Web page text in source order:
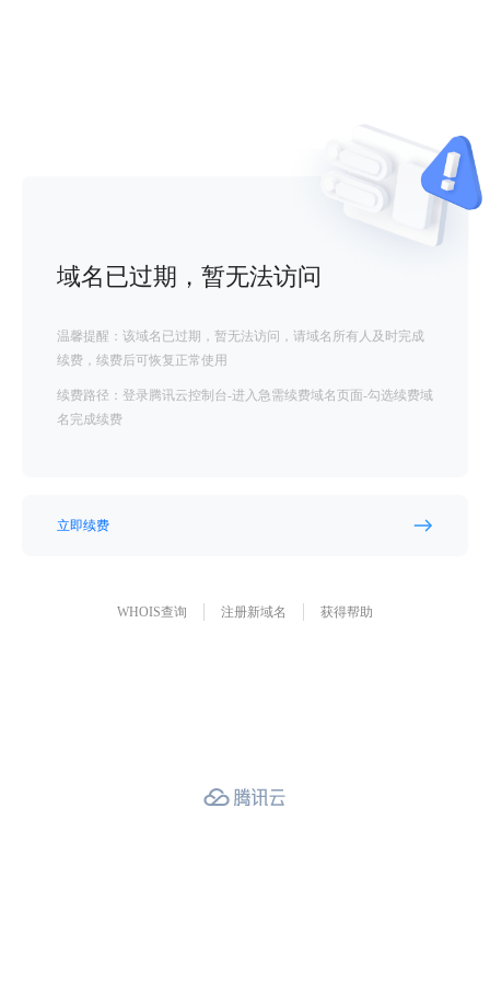
域名已过期，暂无法访问
温馨提醒：该域名已过期，暂无法访问，请域名所有人及时完成
续费，续费后可恢复正常使用
续费路径：登录腾讯云控制台-进入急需续费域名页面-勾选续费域
名完成续费
立即续费
WHOIS查询 注册新域名 获得帮助